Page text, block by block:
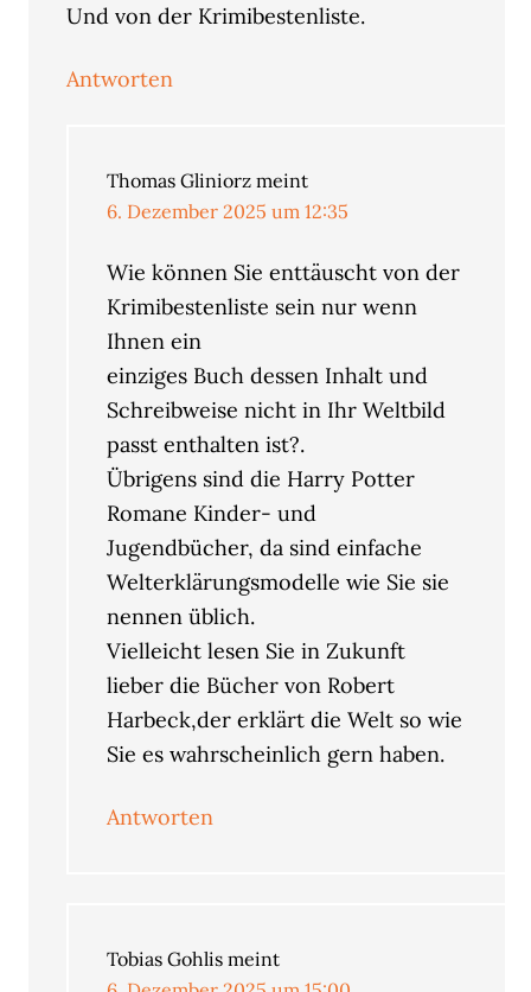
Und von der Krimibestenliste.
Antworten
Thomas Gliniorz meint
6. Dezember 2025 um 12:35
Wie können Sie enttäuscht von der
Krimibestenliste sein nur wenn
Ihnen ein
einziges Buch dessen Inhalt und
Schreibweise nicht in Ihr Weltbild
passt enthalten ist?.
Übrigens sind die Harry Potter
Romane Kinder- und
Jugendbücher, da sind einfache
Welterklärungsmodelle wie Sie sie
nennen üblich.
Vielleicht lesen Sie in Zukunft
lieber die Bücher von Robert
Harbeck,der erklärt die Welt so wie
Sie es wahrscheinlich gern haben.
Antworten
Tobias Gohlis meint